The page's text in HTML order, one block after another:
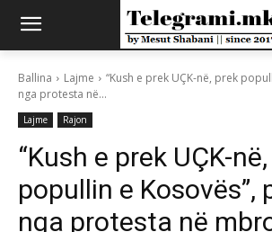
Ballina Lajme
“Kush e prek UÇK-në, prek
nga protesta në...
Lajme Rajon
“Kush e prek UÇK-
popullin e Kosovës”,
nga protesta në